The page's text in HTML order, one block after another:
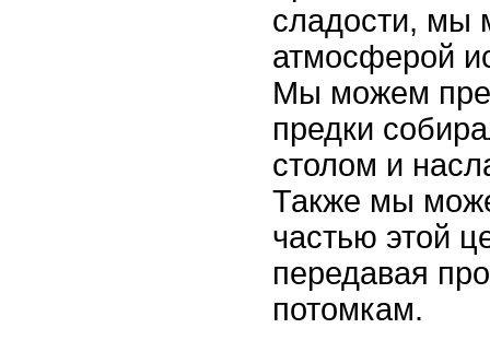
сладости, мы
атмосферой
Мы можем
предки
столом и
Также мы
частью этой
передавая
потомкам.